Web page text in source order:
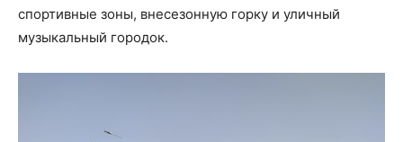
спортивные зоны, внесезонную горку и уличный
музыкальный городок.